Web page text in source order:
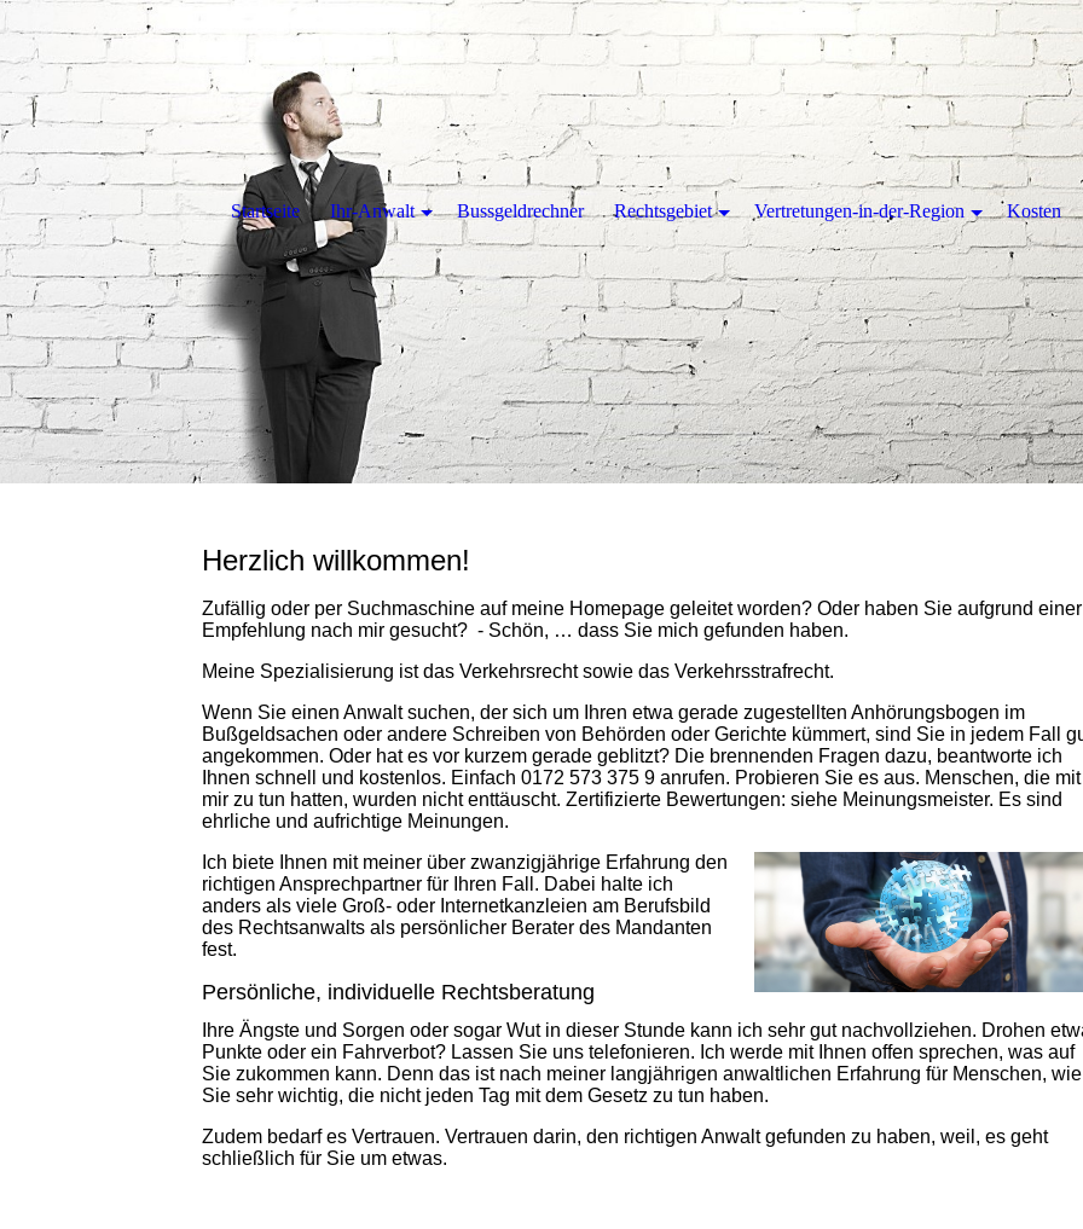
Herzlich willkommen!
Zufällig oder per Suchmaschine auf meine Homepage geleitet worden? Oder haben Sie aufgrund einer
Empfehlung nach mir gesucht? - Schön, … dass Sie mich gefunden haben.
Meine Spezialisierung ist das Verkehrsrecht sowie das Verkehrsstrafrecht.
Wenn Sie einen Anwalt suchen, der sich um Ihren etwa gerade zugestellten Anhörungsbogen im
Bußgeldsachen oder andere Schreiben von Behörden oder Gerichte kümmert, sind Sie in jedem Fall
angekommen. Oder hat es vor kurzem gerade geblitzt? Die brennenden Fragen dazu, beantworte ich
Ihnen schnell und kostenlos. Einfach 0172 573 375 9 anrufen. Probieren Sie es aus. Menschen, die mit
mir zu tun hatten, wurden nicht enttäuscht. Zertifizierte Bewertungen: siehe Meinungsmeister. Es sind
ehrliche und aufrichtige Meinungen.
Ich biete Ihnen mit meiner über zwanzigjährige Erfahrung den
richtigen Ansprechpartner für Ihren Fall. Dabei halte ich
anders als viele Groß- oder Internetkanzleien am Berufsbild
des Rechtsanwalts als persönlicher Berater des Mandanten
fest.
Persönliche, individuelle Rechtsberatung
Ihre Ängste und Sorgen oder sogar Wut in dieser Stunde kann ich sehr gut nachvollziehen. Drohen
Punkte oder ein Fahrverbot? Lassen Sie uns telefonieren. Ich werde mit Ihnen offen sprechen, was auf
Sie zukommen kann. Denn das ist nach meiner langjährigen anwaltlichen Erfahrung für Menschen, wie
Sie sehr wichtig, die nicht jeden Tag mit dem Gesetz zu tun haben.
Zudem bedarf es Vertrauen. Vertrauen darin, den richtigen Anwalt gefunden zu haben, weil, es geht
schließlich für Sie um etwas.
Startseite Ihr-Anwalt Bussgeldrechner Rechtsgebiet Vertretungen-in-der-Region Kosten